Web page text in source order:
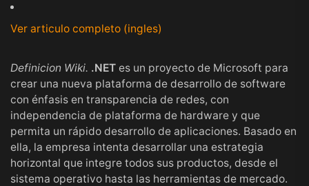
Ver articulo completo (ingles)
Definicion Wiki. .NET es un proyecto de Microsoft para
crear una nueva plataforma de desarrollo de software
con énfasis en transparencia de redes, con
independencia de plataforma de hardware y que
permita un rápido desarrollo de aplicaciones. Basado en
ella, la empresa intenta desarrollar una estrategia
horizontal que integre todos sus productos, desde el
sistema operativo hasta las herramientas de mercado.